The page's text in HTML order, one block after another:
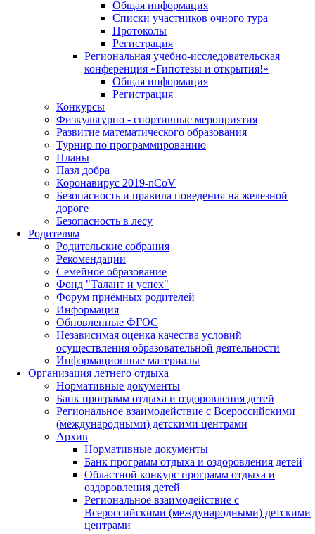
Общая информация
Списки участников очного тура
Протоколы
Регистрация
Региональная учебно-исследовательская
конференция «Гипотезы и открытия!»
Общая информация
Регистрация
Конкурсы
Физкультурно - спортивные мероприятия
Развитие математического образования
Турнир по программированию
Планы
Пазл добра
Коронавирус 2019-nCoV
Безопасность и правила поведения на железной
дороге
Безопасность в лесу
Родителям
Родительские собрания
Рекомендации
Семейное образование
Фонд "Талант и успех"
Форум приёмных родителей
Информация
Обновленные ФГОС
Независимая оценка качества условий
осуществления образовательной деятельности
Информационные материалы
Организация летнего отдыха
Нормативные документы
Банк программ отдыха и оздоровления детей
Региональное взаимодействие с Всероссийскими
(международными) детскими центрами
Архив
Нормативные документы
Банк программ отдыха и оздоровления детей
Областной конкурс программ отдыха и
оздоровления детей
Региональное взаимодействие с
Всероссийскими (международными) детскими
центрами